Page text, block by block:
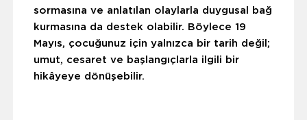
sormasına ve anlatılan olaylarla duygusal bağ
kurmasına da destek olabilir. Böylece 19
Mayıs, çocuğunuz için yalnızca bir tarih değil;
umut, cesaret ve başlangıçlarla ilgili bir
hikâyeye dönüşebilir.